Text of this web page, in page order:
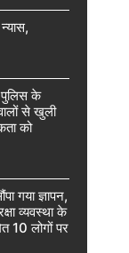
पुलिस के
से खुली
को
गया ज्ञापन,
व्यवस्था के
10 लोगों पर